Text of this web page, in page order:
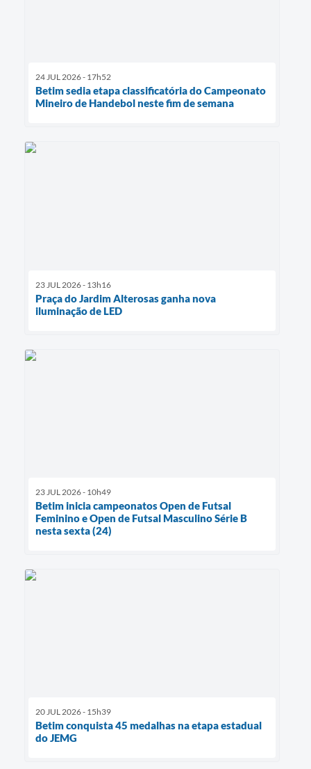
24 JUL 2026 - 17h52
Betim sedia etapa classificatória do Campeonato
Mineiro de Handebol neste fim de semana
23 JUL 2026 - 13h16
Praça do Jardim Alterosas ganha nova
iluminação de LED
23 JUL 2026 - 10h49
Betim inicia campeonatos Open de Futsal
Feminino e Open de Futsal Masculino Série B
nesta sexta (24)
20 JUL 2026 - 15h39
Betim conquista 45 medalhas na etapa estadual
do JEMG